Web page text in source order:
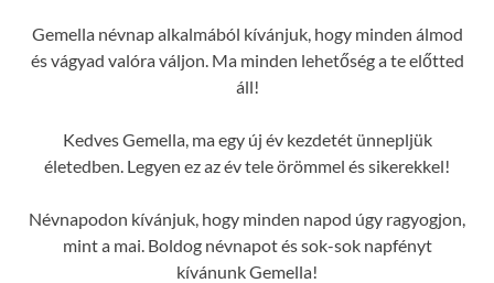
Gemella névnap alkalmából kívánjuk, hogy minden álmod
és vágyad valóra váljon. Ma minden lehetőség a te előtted
áll!
Kedves Gemella, ma egy új év kezdetét ünnepljük
életedben. Legyen ez az év tele örömmel és sikerekkel!
Névnapodon kívánjuk, hogy minden napod úgy ragyogjon,
mint a mai. Boldog névnapot és sok-sok napfényt
kívánunk Gemella!